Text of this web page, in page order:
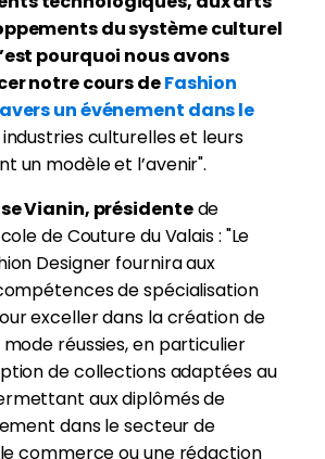
du système culturel
pourquoi nous avons
notre cours deFashion
un événement dans le
industries culturelles et leurs
un modèle et l’avenir".
Vianin, présidentede
de Couture du Valais : "Le
Designer fournira aux
de spécialisation
exceller dans la création de
réussies, en particulier
de collections adaptées au
aux diplômés de
dans le secteur de
commerce ou une rédaction